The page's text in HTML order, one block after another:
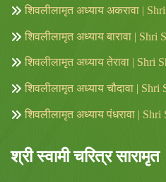
शिवलीलामृत अध्याय अकरावा |
शिवलीलामृत अध्याय बारावा |
शिवलीलामृत अध्याय तेरावा | Shri
शिवलीलामृत अध्याय चौदावा |
शिवलीलामृत अध्याय पंधरावा |
श्री स्वामी चरित्र सारामृत